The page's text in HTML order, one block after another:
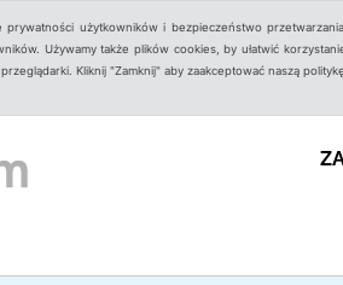
użytkowników i bezpieczeństwo
Używamy także plików cookies, by ułatwić
Kliknij "Zamknij" aby zaakceptować naszą